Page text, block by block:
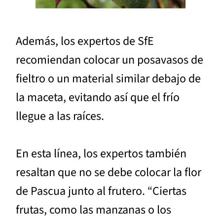
Además, los expertos de SfE
recomiendan colocar un posavasos de
fieltro o un material similar debajo de
la maceta, evitando así que el frío
llegue a las raíces.
En esta línea, los expertos también
resaltan que no se debe colocar la flor
de Pascua junto al frutero. “Ciertas
frutas, como las manzanas o los